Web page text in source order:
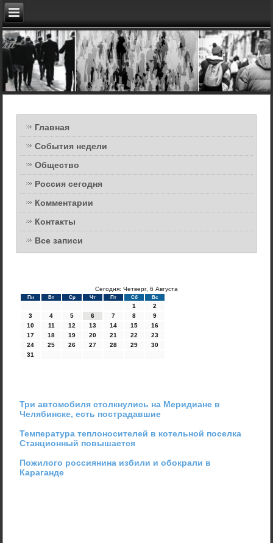
Главная
События недели
Общество
Россия сегодня
Комментарии
Контакты
Все записи
Сегодня: Четверг, 6 Августа
Пн Вт Ср Чт Пт Сб Вс
1
2
3
4 5 6 7 8
9
10
11 12 13 14 15
16
17
18 19 20 21 22
23
24
25 26 27 28 29
30
31
Три автомобиля столкнулись на Меридиане в
Челябинске, есть пострадавшие
Температура теплоносителей в котельной поселка
Станционный повышается
Пожилого россиянина избили и обокрали в
Караганде